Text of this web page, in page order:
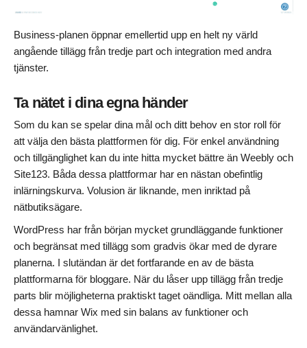
Business-planen öppnar emellertid upp en helt ny värld
angående tillägg från tredje part och integration med andra
tjänster.
Ta nätet i dina egna händer
Som du kan se spelar dina mål och ditt behov en stor roll för
att välja den bästa plattformen för dig. För enkel användning
och tillgänglighet kan du inte hitta mycket bättre än Weebly och
Site123. Båda dessa plattformar har en nästan obefintlig
inlärningskurva. Volusion är liknande, men inriktad på
nätbutiksägare.
WordPress har från början mycket grundläggande funktioner
och begränsat med tillägg som gradvis ökar med de dyrare
planerna. I slutändan är det fortfarande en av de bästa
plattformarna för bloggare. När du låser upp tillägg från tredje
parts blir möjligheterna praktiskt taget oändliga. Mitt mellan alla
dessa hamnar Wix med sin balans av funktioner och
användarvänlighet.